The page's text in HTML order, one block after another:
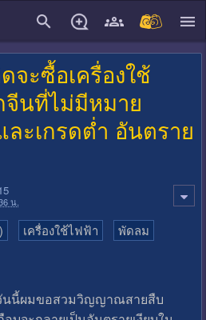
จะซื้อเครื่องใช้
นที่ไม่มีหมาย
ะเกรดต่ำ อันตราย
น.
เครื่องใช้ไฟฟ้า
พัดลม
นนี้ผมขอสวมวิญญาณสายสืบ
close